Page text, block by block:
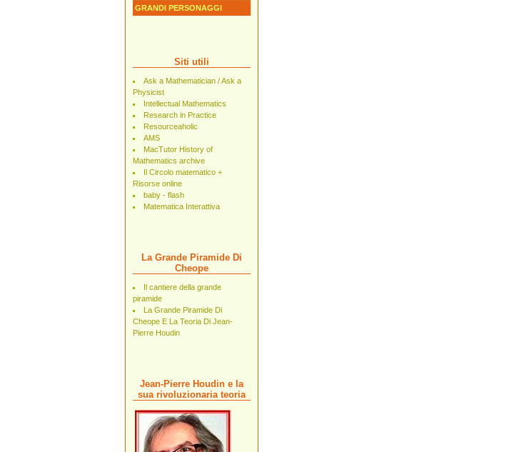
GRANDI PERSONAGGI
Siti utili
Ask a Mathematician / Ask a
Physicist
Intellectual Mathematics
Research in Practice
Resourceaholic
AMS
MacTutor History of
Mathematics archive
Il Circolo matematico +
Risorse online
baby - flash
Matematica Interattiva
La Grande Piramide Di
Cheope
Il cantiere della grande
piramide
La Grande Piramide Di
Cheope E La Teoria Di Jean-
Pierre Houdin
Jean-Pierre Houdin e la
sua rivoluzionaria teoria